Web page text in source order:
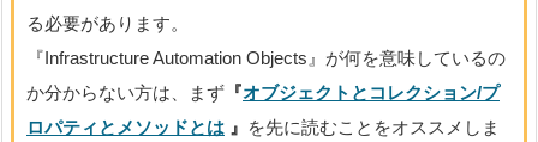
る必要があります。
『Infrastructure Automation Objects』が何を意味しているの
か分からない方は、まず 『オブジェクトとコレクション/プ
ロパティとメソッドとは 』 を先に読むことをオススメしま